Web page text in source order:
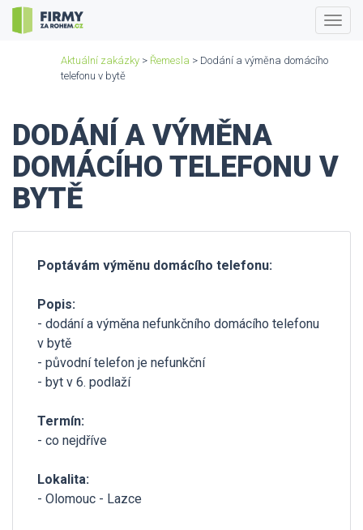
Aktuální zakázky > Řemesla > Dodání a výměna domácího
telefonu v bytě
DODÁNÍ A VÝMĚNA
DOMÁCÍHO TELEFONU V
BYTĚ
Poptávám výměnu domácího telefonu:
Popis:
- dodání a výměna nefunkčního domácího telefonu
v bytě
- původní telefon je nefunkční
- byt v 6. podlaží
Termín:
- co nejdříve
Lokalita:
- Olomouc - Lazce